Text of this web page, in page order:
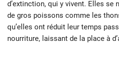
d’extinction, qui y vivent. Elles se
de gros poissons comme les
qu’elles ont réduit leur temps
nourriture, laissant de la place à